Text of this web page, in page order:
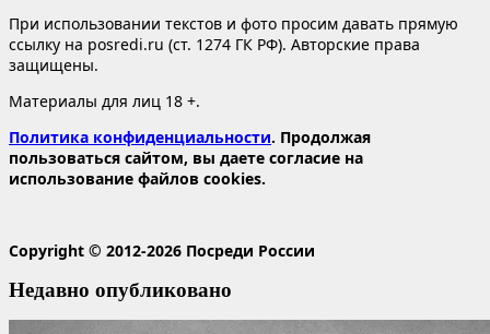
При использовании текстов и фото просим давать прямую
ссылку на posredi.ru (ст. 1274 ГК РФ). Авторские права
защищены.
Материалы для лиц 18 +.
Политика конфиденциальности. Продолжая
пользоваться сайтом, вы даете согласие на
использование файлов cookies.
Copyright © 2012-2026 Посреди России
Недавно опубликовано